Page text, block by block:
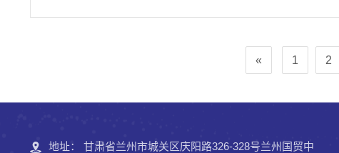
« 1 2
地址： 甘肃省兰州市城关区庆阳路326-328号兰州国贸中